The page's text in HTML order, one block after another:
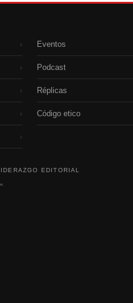
›
›
›
›
›
Eventos
Podcast
Réplicas
Código etico
EDITORIAL